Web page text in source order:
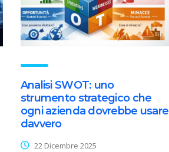
Analisi SWOT: uno
strumento strategico che
ogni azienda dovrebbe usare
davvero
22 Dicembre 2025